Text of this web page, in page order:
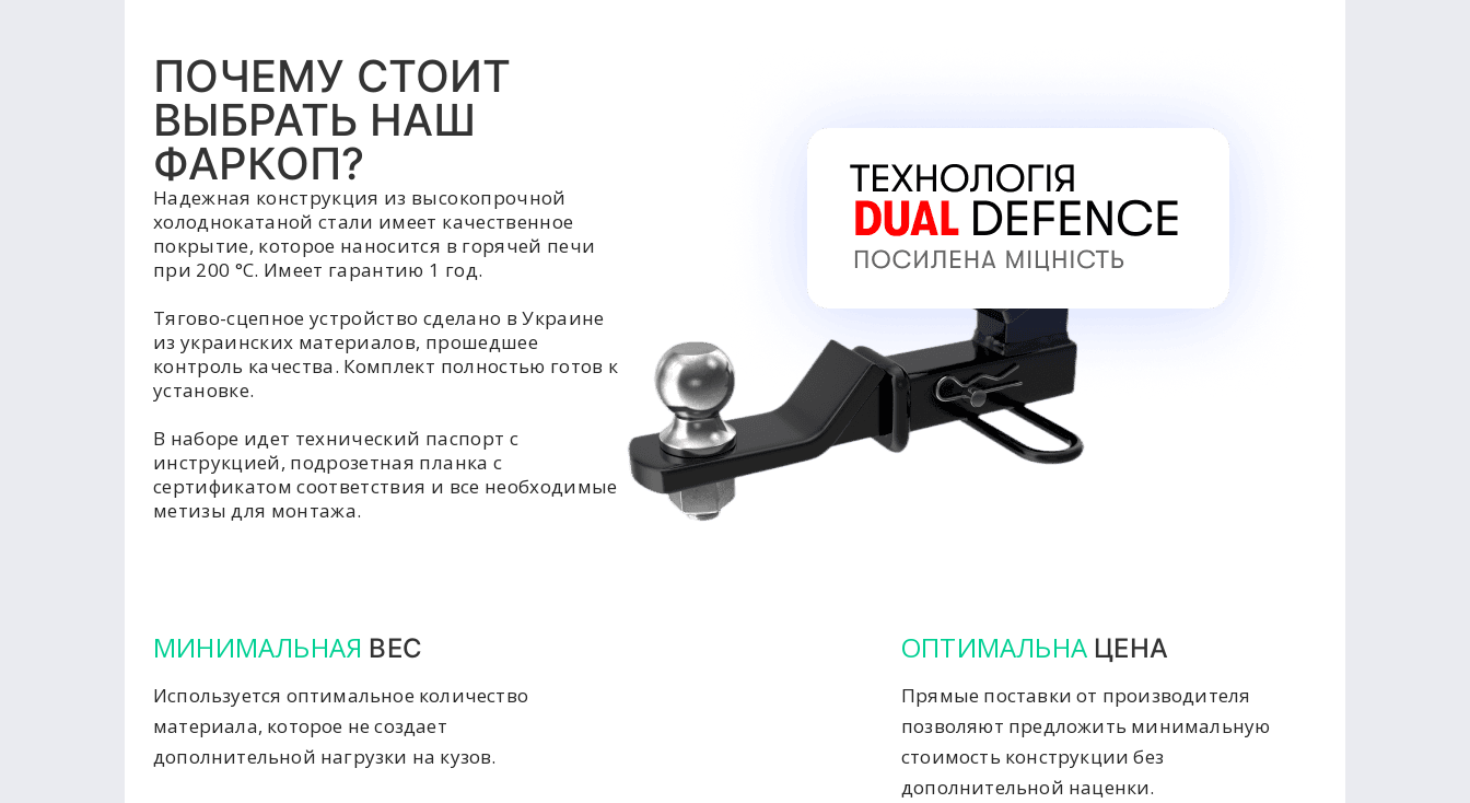
ПОЧЕМУ СТОИТ
ВЫБРАТЬ НАШ
ФАРКОП?
Надежная конструкция из высокопрочной
холоднокатаной стали имеет качественное
покрытие, которое наносится в горячей печи
при 200 °C. Имеет гарантию 1 год.
Тягово-сцепное устройство сделано в Украине
из украинских материалов, прошедшее
контроль качества. Комплект полностью готов к
установке.
В наборе идет технический паспорт с
инструкцией, подрозетная планка с
сертификатом соответствия и все необходимые
метизы для монтажа.
МИНИМАЛЬНАЯ ВЕС
Используется оптимальное количество
материала, которое не создает
дополнительной нагрузки на кузов.
ОПТИМАЛЬНА ЦЕНА
Прямые поставки от производителя
позволяют предложить минимальную
стоимость конструкции без
дополнительной наценки.